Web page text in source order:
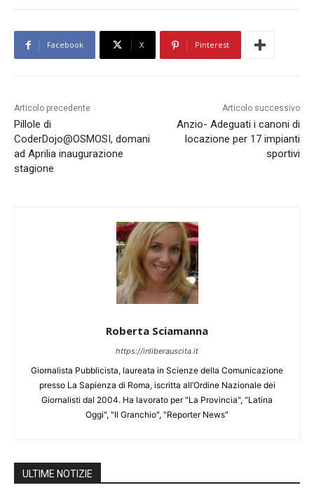
Facebook X Pinterest
Articolo precedente
Pillole di
CoderDojo@OSMOSI, domani
ad Aprilia inaugurazione
stagione
Articolo successivo
Anzio- Adeguati i canoni di
locazione per 17 impianti
sportivi
Roberta Sciamanna
https://inliberauscita.it
Giornalista Pubblicista, laureata in Scienze della Comunicazione
presso La Sapienza di Roma, iscritta all’Ordine Nazionale dei
Giornalisti dal 2004. Ha lavorato per "La Provincia", "Latina
Oggi", "Il Granchio", "Reporter News"
ULTIME NOTIZIE